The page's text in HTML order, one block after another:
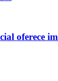
oferece